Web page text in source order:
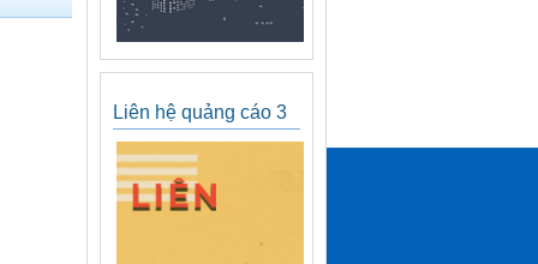
Liên hệ quảng cáo 3